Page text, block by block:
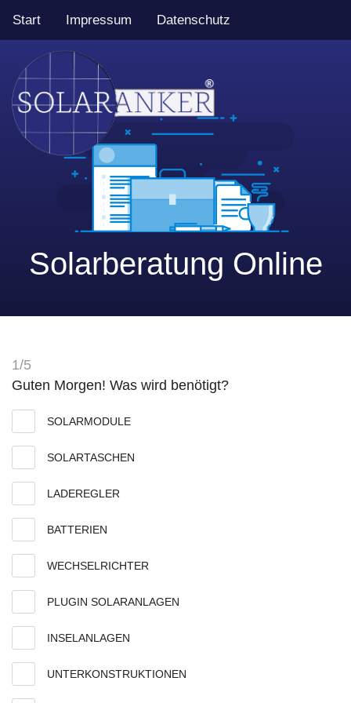
Start Impressum Datenschutz
Solarberatung Online
1/5
Guten Morgen! Was wird benötigt?
SOLARMODULE
SOLARTASCHEN
LADEREGLER
BATTERIEN
WECHSELRICHTER
PLUGIN SOLARANLAGEN
INSELANLAGEN
UNTERKONSTRUKTIONEN